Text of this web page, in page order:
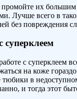
их
Лучше всего в
без повреждения
суперклеем
с суперклеем
на коже
в
и тогда этот